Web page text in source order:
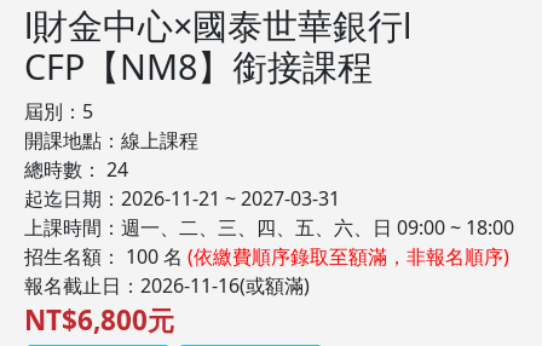
l財金中心×國泰世華銀行l
CFP【NM8】銜接課程
屆別：5
開課地點：線上課程
總時數： 24
起迄日期：2026-11-21 ~ 2027-03-31
上課時間：週一、二、三、四、五、六、日 09:00 ~ 18:00
招生名額： 100 名 (依繳費順序錄取至額滿，非報名順序)
報名截止日：2026-11-16(或額滿)
NT$6,800元